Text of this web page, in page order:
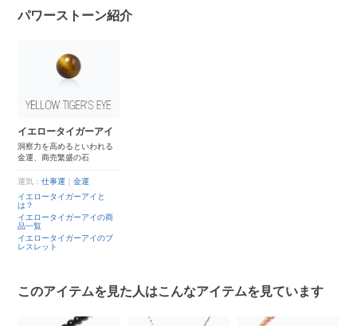
パワーストーン紹介
イエロータイガーアイ
洞察力を高めるといわれる
金運、商売繁盛の石
運気：仕事運 ｜金運
イエロータイガーアイと
は？
イエロータイガーアイの商
品一覧
イエロータイガーアイのブ
レスレット
このアイテムを見た人はこんなアイテムを見ています